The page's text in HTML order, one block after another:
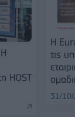
HOST
H
τις
31/